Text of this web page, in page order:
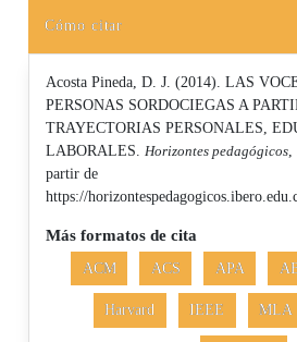
Cómo citar
Acosta Pineda, D. J. (2014). LAS
PERSONAS SORDOCIEGAS A
TRAYECTORIAS PERSONALES,
LABORALES.Horizontes pedagógicos,
partir de
https://
Más formatos de cita
ACM ACS APA
Harvard IEEE MLA